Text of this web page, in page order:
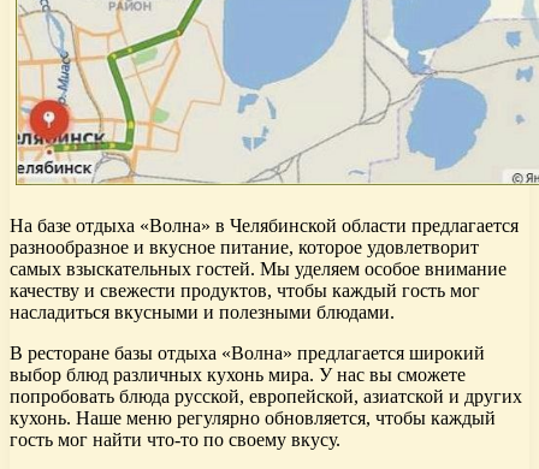
На базе отдыха «Волна» в Челябинской области предлагается
разнообразное и вкусное питание, которое удовлетворит
самых взыскательных гостей. Мы уделяем особое внимание
качеству и свежести продуктов, чтобы каждый гость мог
насладиться вкусными и полезными блюдами.
В ресторане базы отдыха «Волна» предлагается широкий
выбор блюд различных кухонь мира. У нас вы сможете
попробовать блюда русской, европейской, азиатской и других
кухонь. Наше меню регулярно обновляется, чтобы каждый
гость мог найти что-то по своему вкусу.